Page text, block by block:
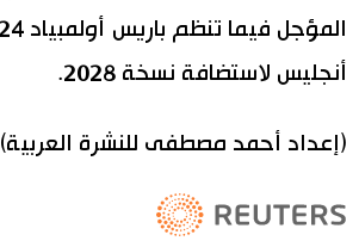
أنجليس لاستضافة نسخة 2028.
(إعداد أحمد مصطفى للنشرة العربية)